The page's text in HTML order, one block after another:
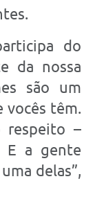
do
da nossa
são um
vocês têm.
respeito –
E a gente
delas”,